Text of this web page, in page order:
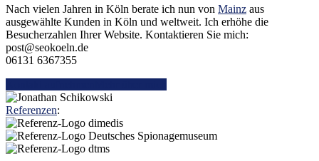
Nach vielen Jahren in Köln berate ich nun von Mainz aus
ausgewählte Kunden in Köln und weltweit. Ich erhöhe die
Besucherzahlen Ihrer Website. Kontaktieren Sie mich:
post@seokoeln.de
06131 6367355
Referenzen: